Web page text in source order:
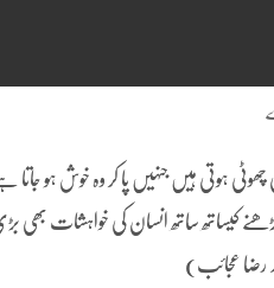
ہوتی ہیں جنہیں پا کر وہ خوش ہو جاتا
کیساتھ ساتھ انسان کی خواہشات بھی بڑی
رضا عجائب)